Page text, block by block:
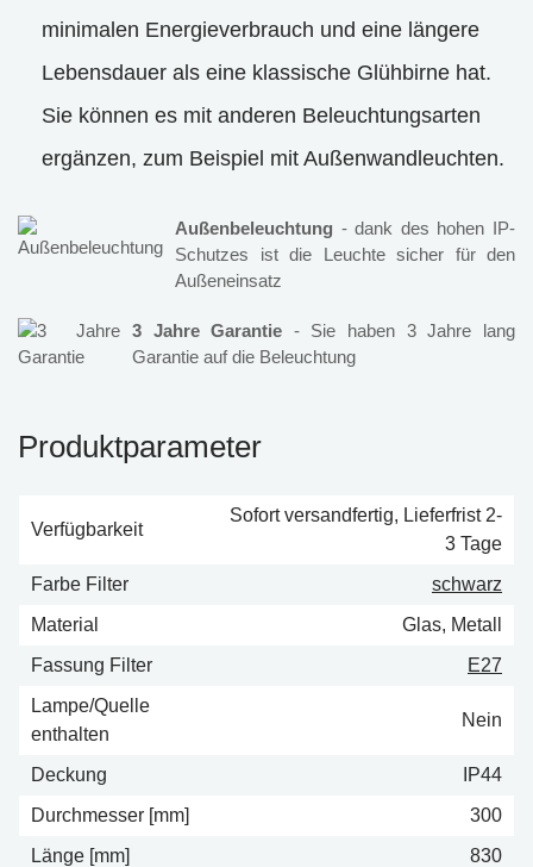
minimalen Energieverbrauch und eine längere
Lebensdauer als eine klassische Glühbirne hat.
Sie können es mit anderen Beleuchtungsarten
ergänzen, zum Beispiel mit Außenwandleuchten.
Außenbeleuchtung - dank des hohen IP-
Schutzes ist die Leuchte sicher für den
Außeneinsatz
3 Jahre Garantie - Sie haben 3 Jahre lang
Garantie auf die Beleuchtung
Produktparameter
Verfügbarkeit
Sofort versandfertig, Lieferfrist 2-
3 Tage
Farbe Filter
schwarz
Material
Glas, Metall
Fassung Filter
E27
Lampe/Quelle
enthalten
Nein
Deckung
IP44
Durchmesser [mm]
300
Länge [mm]
830